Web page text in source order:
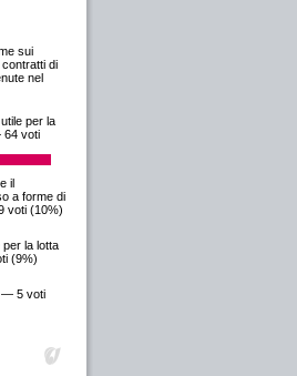
sui
di
nel
per la
64 voti
il
a forme di
voti (10%)
per la lotta
(9%)
— 5 voti